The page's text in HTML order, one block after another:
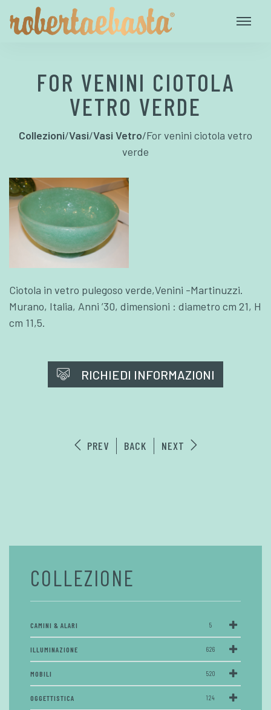
FOR VENINI CIOTOLA
VETRO VERDE
Collezioni/Vasi/Vasi Vetro/For venini ciotola vetro
verde
Ciotola in vetro pulegoso verde,Venini -Martinuzzi.
Murano, Italia, Anni ’30, dimensioni : diametro cm 21, H
cm 11,5.
RICHIEDI INFORMAZIONI
PREV BACK NEXT
COLLEZIONE
CAMINI & ALARI 5
ILLUMINAZIONE 626
MOBILI 520
OGGETTISTICA 124